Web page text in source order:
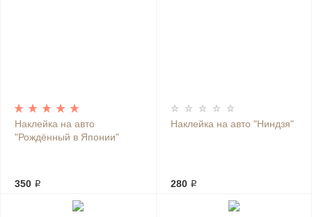
Наклейка на авто
"Рождённый в Японии"
350 ₽
Наклейка на авто "Ниндзя"
280 ₽